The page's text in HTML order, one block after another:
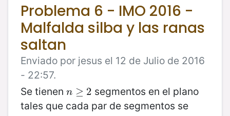
Problema 6 - IMO 2016 -
Malfalda silba y las ranas
saltan
Enviado por jesus el 12 de Julio de 2016
- 22:57.
Se tienen n ≥ 2
n≥2
segmentos en el plano
tales que cada par de segmentos se